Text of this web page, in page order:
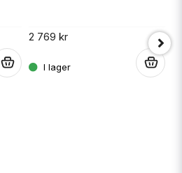
Skicka fråga
2 769 kr